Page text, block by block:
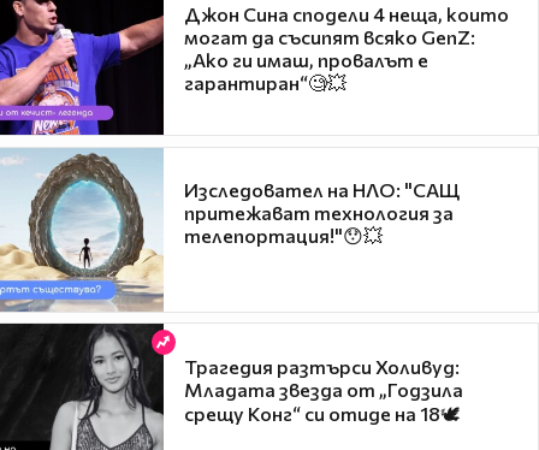
Джон Сина сподели 4 неща, които
могат да съсипят всяко GenZ:
„Ако ги имаш, провалът е
гарантиран“🧐💥
Изследовател на НЛО: "САЩ
притежават технология за
телепортация!"😯💥
Трагедия разтърси Холивуд:
Младата звезда от „Годзила
срещу Конг“ си отиде на 18🕊️